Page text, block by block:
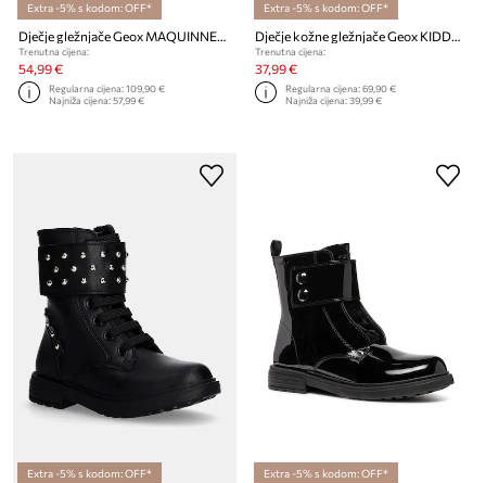
Extra -5% s kodom: OFF*
Dječje gležnjače Geox MAQUINNENS
Trenutna cijena:
54,99 €
Regularna cijena:109,90 €
Najniža cijena:57,99 €
Extra -5% s kodom: OFF*
Dječje kožne gležnjače Geox KIDDARTAH
Trenutna cijena:
37,99 €
Regularna cijena:69,90 €
Najniža cijena:39,99 €
Extra -5% s kodom: OFF* Extra -5% s kodom: OFF*